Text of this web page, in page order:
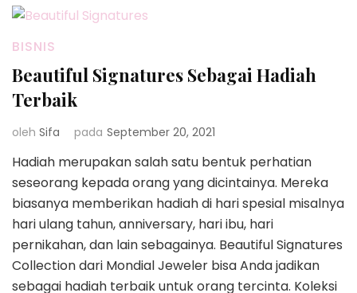
BISNIS
Beautiful Signatures Sebagai Hadiah
Terbaik
oleh Sifa pada September 20, 2021
Hadiah merupakan salah satu bentuk perhatian
seseorang kepada orang yang dicintainya. Mereka
biasanya memberikan hadiah di hari spesial misalnya
hari ulang tahun, anniversary, hari ibu, hari
pernikahan, dan lain sebagainya. Beautiful Signatures
Collection dari Mondial Jeweler bisa Anda jadikan
sebagai hadiah terbaik untuk orang tercinta. Koleksi